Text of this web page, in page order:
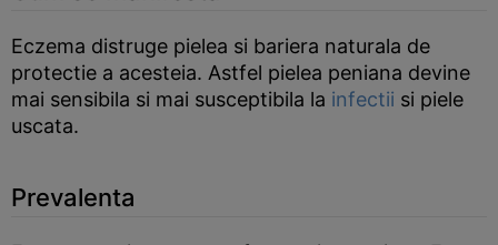
Eczema distruge pielea si bariera naturala de
protectie a acesteia. Astfel pielea peniana devine
mai sensibila si mai susceptibila la infectii si piele
uscata.
Prevalenta